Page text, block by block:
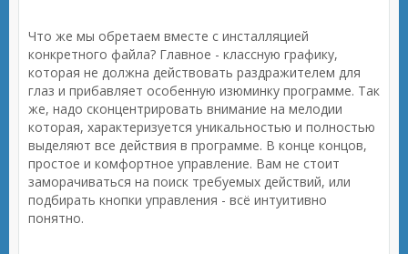
Что же мы обретаем вместе с инсталляцией
конкретного файла? Главное - классную графику,
которая не должна действовать раздражителем для
глаз и прибавляет особенную изюминку программе. Так
же, надо сконцентрировать внимание на мелодии
которая, характеризуется уникальностью и полностью
выделяют все действия в программе. В конце концов,
простое и комфортное управление. Вам не стоит
заморачиваться на поиск требуемых действий, или
подбирать кнопки управления - всё интуитивно
понятно.